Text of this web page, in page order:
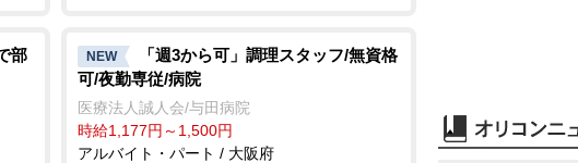
部
NEW
「週3から可」調理スタッフ/無資格
可/夜勤専従/病院
医療法人誠人会/与田病院
時給1,177円～1,500円
アルバイト・パート / 大阪府